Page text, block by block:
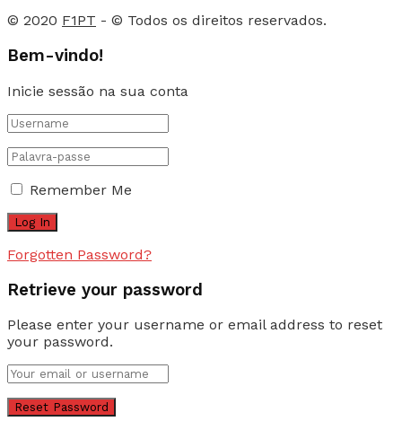
© 2020 F1PT - © Todos os direitos reservados.
Bem-vindo!
Inicie sessão na sua conta
Remember Me
Forgotten Password?
Retrieve your password
Please enter your username or email address to reset
your password.